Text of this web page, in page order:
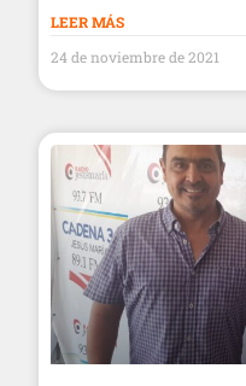
LEER MÁS
24 de noviembre de 2021